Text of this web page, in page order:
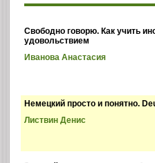
Свободно говорю. Как учить
удовольствием
Иванова Анастасия
Немецкий просто и понятно.
Листвин Денис